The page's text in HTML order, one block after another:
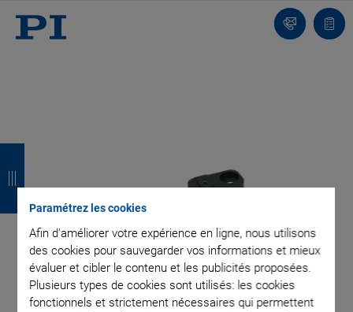
Paramétrez les cookies
Afin d'améliorer votre expérience en ligne, nous utilisons
des cookies pour sauvegarder vos informations et mieux
évaluer et cibler le contenu et les publicités proposées.
Plusieurs types de cookies sont utilisés: les cookies
fonctionnels et strictement nécessaires qui permettent
Contact
e
t
o
u
r
e
t
o
u
r
e
t
o
u
r
e
t
o
u
r